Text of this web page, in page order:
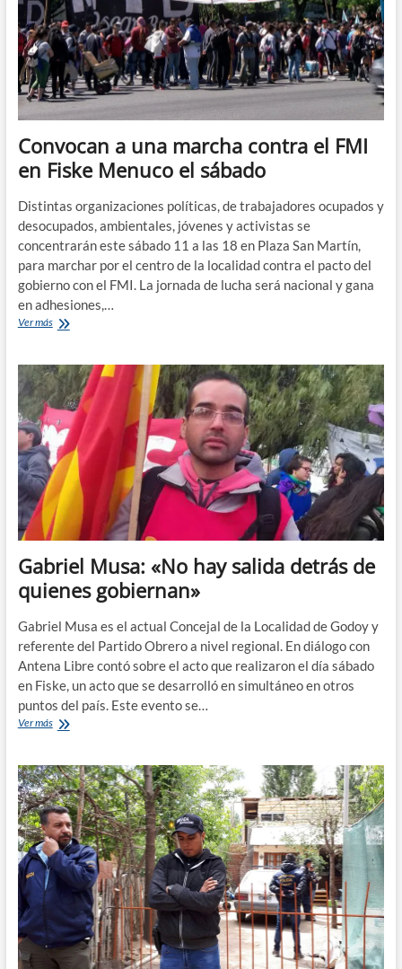
de
derrame
de
petróleo
en
Catriel
Convocan a una marcha contra el FMI
en Fiske Menuco el sábado
Distintas organizaciones políticas, de trabajadores ocupados y
desocupados, ambientales, jóvenes y activistas se
concentrarán este sábado 11 a las 18 en Plaza San Martín,
para marchar por el centro de la localidad contra el pacto del
gobierno con el FMI. La jornada de lucha será nacional y gana
en adhesiones,…
Ver másConvocan
marcha
contra
el
FMI
en
Fiske
Menuco
el
sábado
Gabriel Musa: «No hay salida detrás de
quienes gobiernan»
Gabriel Musa es el actual Concejal de la Localidad de Godoy y
referente del Partido Obrero a nivel regional. En diálogo con
Antena Libre contó sobre el acto que realizaron el día sábado
en Fiske, un acto que se desarrolló en simultáneo en otros
puntos del país. Este evento se…
Ver másGabriel
hay
salida
detrás
de
quienes
gobiernan»